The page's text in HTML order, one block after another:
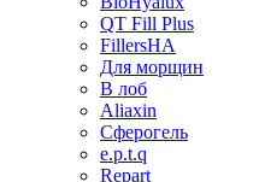
QT Fill Plus
FillersHA
Для морщин
В лоб
Aliaxin
Сферогель
e.p.t.q
Repart